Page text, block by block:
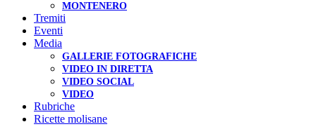
MONTENERO
Tremiti
Eventi
Media
GALLERIE FOTOGRAFICHE
VIDEO IN DIRETTA
VIDEO SOCIAL
VIDEO
Rubriche
Ricette molisane